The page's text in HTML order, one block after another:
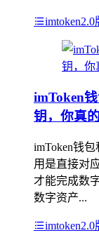
imtoken2.0
imToken
钥，你真
imToken钱
用是直接对
才能完成数
数字资产...
imtoken2.0